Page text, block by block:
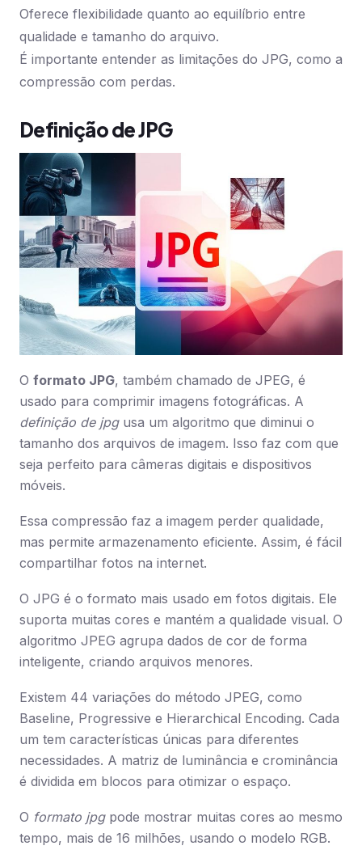
Oferece flexibilidade quanto ao equilíbrio entre
qualidade e tamanho do arquivo.
É importante entender as limitações do JPG, como a
compressão com perdas.
Definição de JPG
O formato JPG, também chamado de JPEG, é
usado para comprimir imagens fotográficas. A
definição de jpgusa um algoritmo que diminui o
tamanho dos arquivos de imagem. Isso faz com que
seja perfeito para câmeras digitais e dispositivos
móveis.
Essa compressão faz a imagem perder qualidade,
mas permite armazenamento eficiente. Assim, é fácil
compartilhar fotos na internet.
O JPG é o formato mais usado em fotos digitais. Ele
suporta muitas cores e mantém a qualidade visual. O
algoritmo JPEG agrupa dados de cor de forma
inteligente, criando arquivos menores.
Existem 44 variações do método JPEG, como
Baseline, Progressive e Hierarchical Encoding. Cada
um tem características únicas para diferentes
necessidades. A matriz de luminância e crominância
é dividida em blocos para otimizar o espaço.
O formato jpgpode mostrar muitas cores ao mesmo
tempo, mais de 16 milhões, usando o modelo RGB.